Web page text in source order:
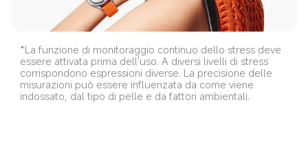
*La funzione di monitoraggio continuo dello stress deve
essere attivata prima dell'uso. A diversi livelli di stress
corrispondono espressioni diverse. La precisione delle
misurazioni può essere influenzata da come viene
indossato, dal tipo di pelle e da fattori ambientali.